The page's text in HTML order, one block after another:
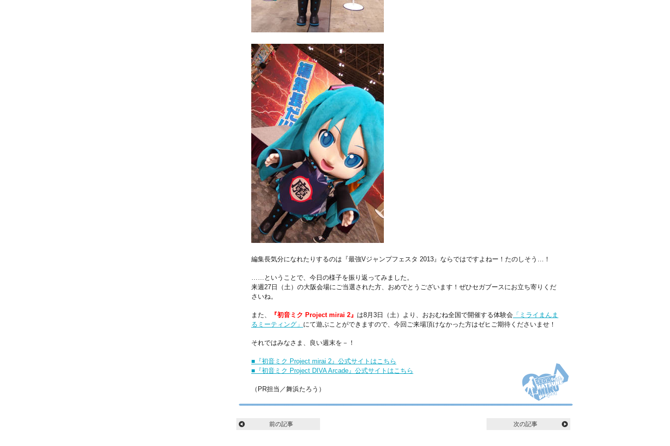
編集長気分になれたりするのは『最強Vジャンプフェスタ 2013』ならではですよねー！たのしそう…！
……ということで、今日の様子を振り返ってみました。
来週27日（土）の大阪会場にご当選された方、おめでとうございます！ぜひセガブースにお立ち寄りくだ
さいね。
また、 『初音ミク Project mirai 2』 は8月3日（土）より、おおむね全国で開催する体験会 「ミライまんま
るミーティング」 にて遊ぶことができますので、今回ご来場頂けなかった方はゼヒご期待くださいませ！
それではみなさま、良い週末を－！
■『初音ミク Project mirai 2』公式サイトはこちら
■『初音ミク Project DIVA Arcade』公式サイトはこちら
（PR担当／舞浜たろう）
前の記事 次の記事